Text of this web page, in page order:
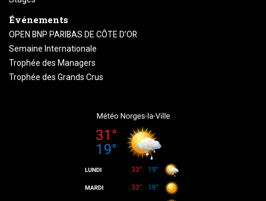
Événements
OPEN BNP PARIBAS DE CÔTE D’OR
Semaine Internationale
Trophée des Managers
Trophée des Grands Crus